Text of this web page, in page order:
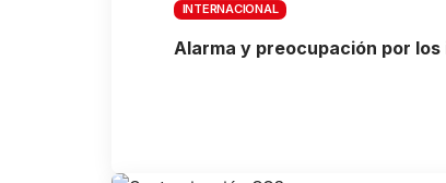
INTERNACIONAL
Alarma y preocupación por